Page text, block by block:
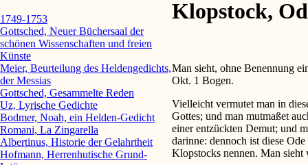
Klopstock,
Man sieht, ohne Benennung
Okt. 1 Bogen.
Vielleicht vermutet man in
Gottes; und man mutmaßet
einer entzückten Demut; und
darinne: dennoch ist diese
Klopstocks nennen. Man
1749-1753
Gottsched, Neuer Büchersaal der
schönen Wissenschaften und freien
Künste
Meier, Beurteilung des Heldengedichts,
der Messias
Gottsched, Gesammelte Reden
Uz, Lyrische Gedichte
Bodmer, Noah, ein Helden-Gedicht
Romani, La Zingarella
Albertinus, Historie der Gelahrtheit
Hofmann, Herrenhutische Grund-